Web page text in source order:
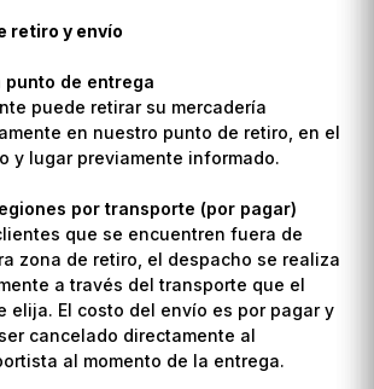
retiro y envío
punto de entrega
puede retirar su mercadería
en nuestro punto de retiro, en el
y lugar previamente informado.
por transporte (por pagar)
que se encuentren fuera de
zona de retiro, el despacho se realiza
a través del transporte que el
elija. El costo del envío es por pagar y
cancelado directamente al
al momento de la entrega.